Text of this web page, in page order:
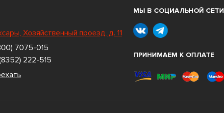
Хозяйственный проезд, д. 11
7075-015
222-515
МЫ В СОЦИАЛЬНОЙ СЕТИ
ПРИНИМАЕМ К ОПЛАТЕ